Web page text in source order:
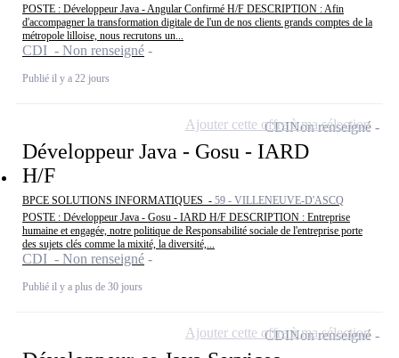
POSTE : Développeur Java - Angular Confirmé H/F DESCRIPTION : Afin
d'accompagner la transformation digitale de l'un de nos clients grands comptes de la
métropole lilloise, nous recrutons un...
CDI - Non renseigné
Publié il y a 22 jours
Développeur Java - Gosu - IARD
H/F
BPCE SOLUTIONS INFORMATIQUES - 59 - VILLENEUVE-D'ASCQ
POSTE : Développeur Java - Gosu - IARD H/F DESCRIPTION : Entreprise
humaine et engagée, notre politique de Responsabilité sociale de l'entreprise porte
des sujets clés comme la mixité, la diversité,...
CDI - Non renseigné
Publié il y a plus de 30 jours
CDINon renseigné
Ajouter cette offre à ma sélection
CDINon renseigné
Ajouter cette offre à ma sélection